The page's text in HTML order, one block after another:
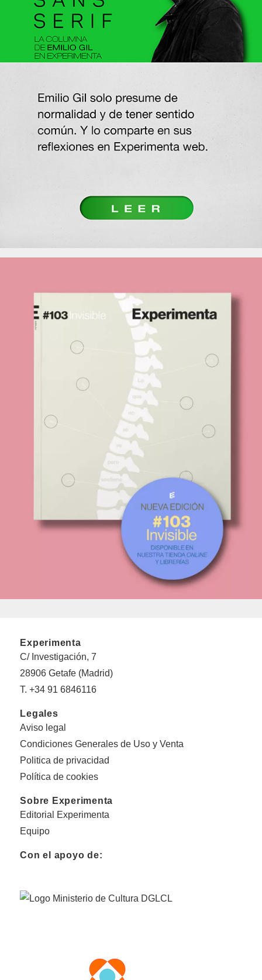
Experimenta
C/ Investigación, 7
28906 Getafe (Madrid)
T. +34 91 6846116
Legales
Aviso legal
Condiciones Generales de Uso y Venta
Politica de privacidad
Política de cookies
Sobre Experimenta
Editorial Experimenta
Equipo
Con el apoyo de: